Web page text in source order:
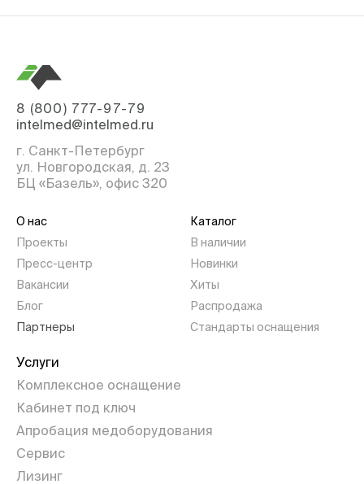
8 (800) 777-97-79
intelmed@intelmed.ru
г. Санкт-Петербург
ул. Новгородская, д. 23
БЦ «Базель», офис 320
О нас
Проекты
Пресс-центр
Вакансии
Блог
Партнеры
Каталог
В наличии
Новинки
Хиты
Распродажа
Стандарты оснащения
Услуги
Комплексное оснащение
Кабинет под ключ
Апробация медоборудования
Сервис
Лизинг